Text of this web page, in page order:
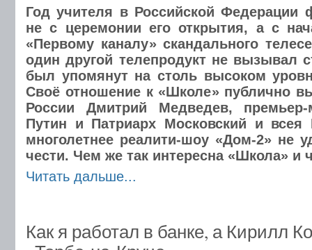
Год учителя в Российской Федерации
не с церемонии его открытия, а с
«Первому каналу» скандального
один другой телепродукт не вызывал
был упомянут на столь высоком
Своё отношение к «Школе» публично
России Дмитрий Медведев,
Путин и Патриарх Московский и
многолетнее реалити-шоу «Дом-2» не
чести. Чем же так интересна «Школа» и
Читать дальше...
Как я работал в банке, а Кирилл